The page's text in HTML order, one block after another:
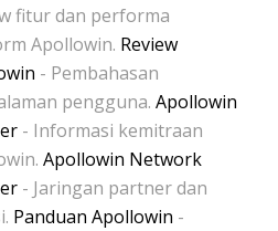
fitur dan performa
Apollowin. Review
- Pembahasan
pengguna. Apollowin
- Informasi kemitraan
Apollowin Network
- Jaringan partner dan
Panduan Apollowin -